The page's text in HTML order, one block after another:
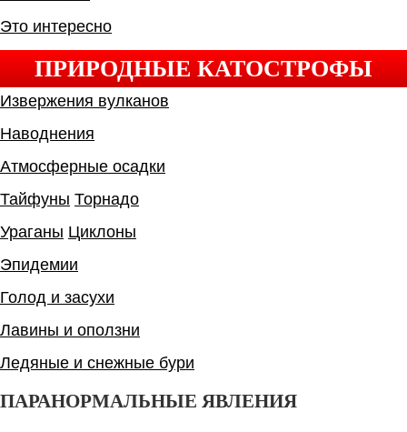
Это интересно
ПРИРОДНЫЕ КАТОСТРОФЫ
Извержения вулканов
Наводнения
Атмосферные осадки
Тайфуны Торнадо
Ураганы Циклоны
Эпидемии
Голод и засухи
Лавины и оползни
Ледяные и снежные бури
ПАРАНОРМАЛЬНЫЕ ЯВЛЕНИЯ